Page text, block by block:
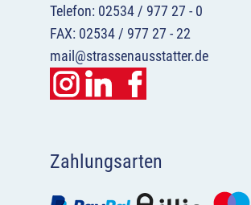
Telefon: 02534 / 977 27 - 0
FAX: 02534 / 977 27 - 22
mail@strassenausstatter.de
Zahlungsarten